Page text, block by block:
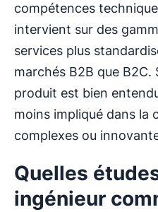
compétences
intervient sur des
services plus
marchés B2B que B2C.
produit est bien
moins impliqué dans la
complexes ou
Quelles
ingénieur